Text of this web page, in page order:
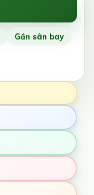
Gần sân bay